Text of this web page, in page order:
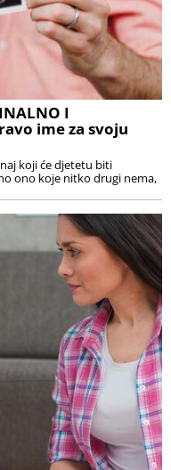
I
ime za svoju
koji će djetetu biti
ono koje nitko drugi nema,